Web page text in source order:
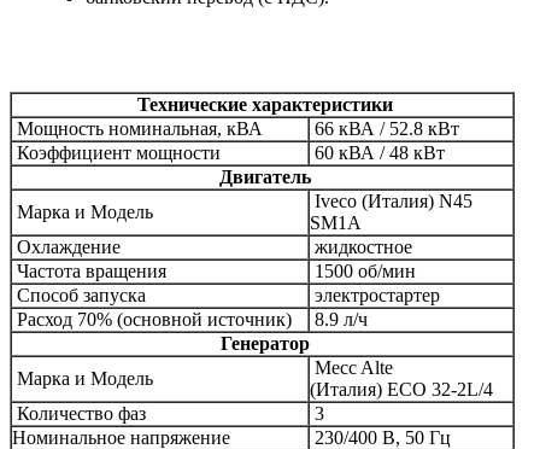
Технические характеристики
Мощность номинальная, кВА
66 кВА / 52.8 кВт
Коэффициент мощности
60 кВА / 48 кВт
Двигатель
Марка и Модель
Iveco (Италия) N45
SM1A
Охлаждение
жидкостное
Частота вращения
1500 об/мин
Способ запуска
электростартер
Расход 70% (основной источник)
8.9 л/ч
Генератор
Марка и Модель
Mecc Alte
(Италия) ECO 32-2L/4
Количество фаз
3
Номинальное напряжение
230/400 В, 50 Гц